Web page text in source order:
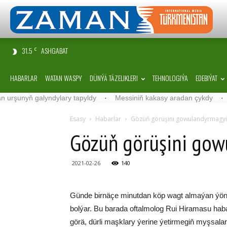
31.5 C ASHGABAT
HABARLAR WATAN WASPY DÜNÝÄ TÄZELIKLERI TEHNOLOGIÝA EDEBIÝAT
galyndylary tapyldy · Messiniň kakasy aradan çykdy ·
Esasy Habarlar Gö­züň gö­rü­şi­ni
Gö­züň gö­rü­şi­ni
2021-02-26 140
Gün­de bir­nä­çe mi­nut­dan köp wagt al­ma­ýan
bol­ýar. Bu ba­ra­da of­tal­mo­log Rui Hi­ra­ma­su
gö­rä, dür­li maşk­lary ýe­ri­ne ýe­ti­rmegiň